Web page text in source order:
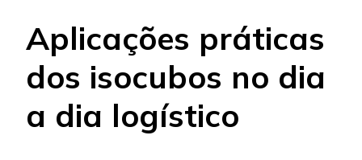
Aplicações práticas
dos isocubos no dia
a dia logístico